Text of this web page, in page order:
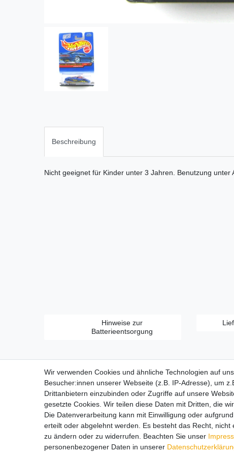
Beschreibung
Nicht geeignet für Kinder unter 3 Jahren. Benutzung unter
Hinweise zur
Batterieentsorgung
Zahlungsarten:
Wir verwenden Cookies und ähnliche Technologien auf
Besucher:innen unserer Webseite (z.B. IP-Adresse), um
Drittanbietern einzubinden oder Zugriffe auf unsere
gesetzte Cookies. Wir teilen diese Daten mit Dritten, die
Die Datenverarbeitung kann mit Einwilligung oder
erteilt oder abgelehnt werden. Es besteht das Recht,
zu ändern oder zu widerrufen. Beachten Sie unser
personenbezogener Daten in unserer